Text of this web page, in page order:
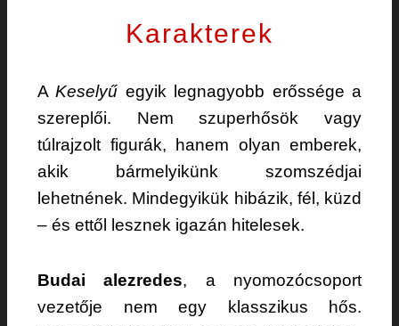
Karakterek
AKeselyű egyik legnagyobb erőssége a
szereplői. Nem szuperhősök vagy
túlrajzolt figurák, hanem olyan emberek,
akik bármelyikünk szomszédjai
lehetnének. Mindegyikük hibázik, fél, küzd
– és ettől lesznek igazán hitelesek.
Budai alezredes, a nyomozócsoport
vezetője nem egy klasszikus hős.